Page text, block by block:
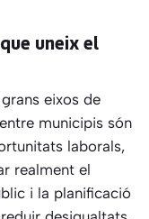
uneix el
eixos de
municipis són
laborals,
realment el
i la planificació